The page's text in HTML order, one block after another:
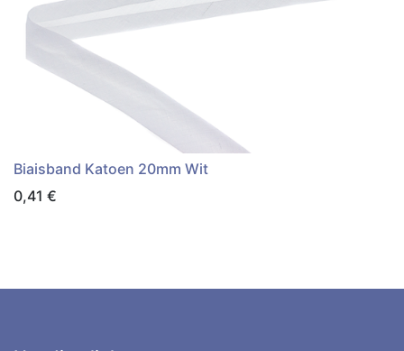
Biaisband Katoen 20mm Wit
0,41 €